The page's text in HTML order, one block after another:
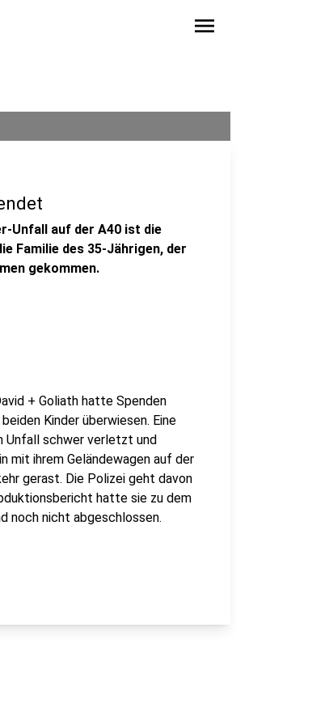
menu
Unfall auf der A40 ist die
Familie des 35-Jährigen, der
gekommen.
+ Goliath hatte Spenden
Kinder überwiesen. Eine
Unfall schwer verletzt und
mit ihrem Geländewagen auf der
gerast. Die Polizei geht davon
hatte sie zu dem
noch nicht abgeschlossen.